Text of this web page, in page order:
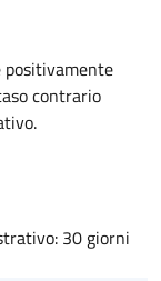
positivamente
contrario
30 giorni